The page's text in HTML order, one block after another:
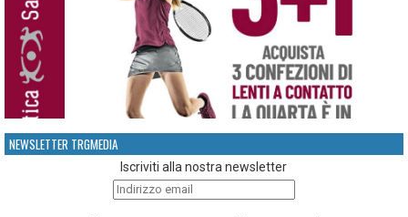
NEWSLETTER TRGMEDIA
Iscriviti alla nostra newsletter